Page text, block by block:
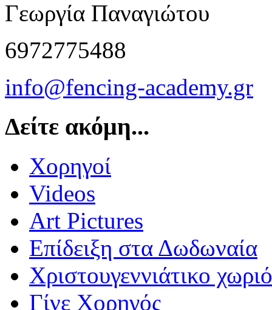
Γεωργία Παναγιώτου
6972775488
info@fencing-academy.gr
Δείτε ακόμη...
Χορηγοί
Videos
Art Pictures
Επίδειξη στα Δωδωναία
Χριστουγεννιάτικο
Γίνε Χορηγός